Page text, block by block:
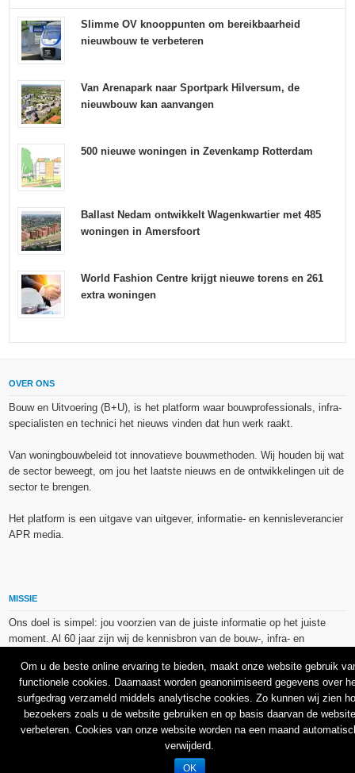
Slimme OV knooppunten om bereikbaarheid
nieuwbouw te verbeteren
Van Arenapark naar Sportpark Hilversum, de
nieuwbouw kan aanvangen
500 nieuwe woningen in Zevenkamp Rotterdam
Ballast Nedam ontwikkelt Wagenkwartier met 485
woningen in Amersfoort
World Fashion Centre krijgt nieuwe torens en 261
extra woningen
OVER ONS
Bouw en Uitvoering (B+U), is het platform waar bouwprofessionals, infra-
specialisten en technici het nieuws vinden dat hun werk raakt.
Van woningbouwbeleid tot innovatieve bouwmethoden. Wij houden bij wat
de sector beweegt, om jou het laatste nieuws en de ontwikkelingen uit de
sector te brengen.
Het platform is een uitgave van uitgever, informatie- en kennisleverancier
APR media.
MISSIE
Ons doel is simpel: jou voorzien van de juiste informatie op het juiste
moment. Al 60 jaar zijn wij de kennisbron van de bouw-, infra- en
De op dit platform gebruikte afbeeldingen, illustraties en foto’s zijn ofwel
vrij van rechten verkregen via de bron van het betreffende bericht, of
binnen de aan APR media (groep) of BU media verschafte licentie(s) en
de daarmee verkregen rechten aangekocht bij Shutterstock en/of 123RF.
Om u de beste online ervaring te bieden, maakt onze website gebruik
functionele cookies. Daarnaast worden geanonimiseerd gegevens over
surfgedrag verzameld middels analytische cookies. Zo kunnen wij zien
bezoekers zoals u de website gebruiken en op basis daarvan de website
verbeteren. Cookies van onze website worden na een maand
verwijderd.
OK